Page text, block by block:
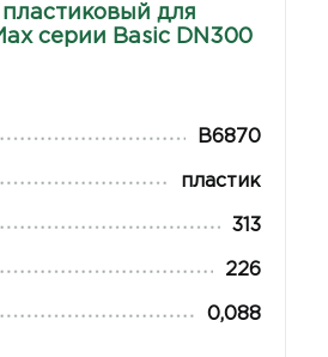
для
серии Basic DN300
В6870
пластик
313
226
0,088